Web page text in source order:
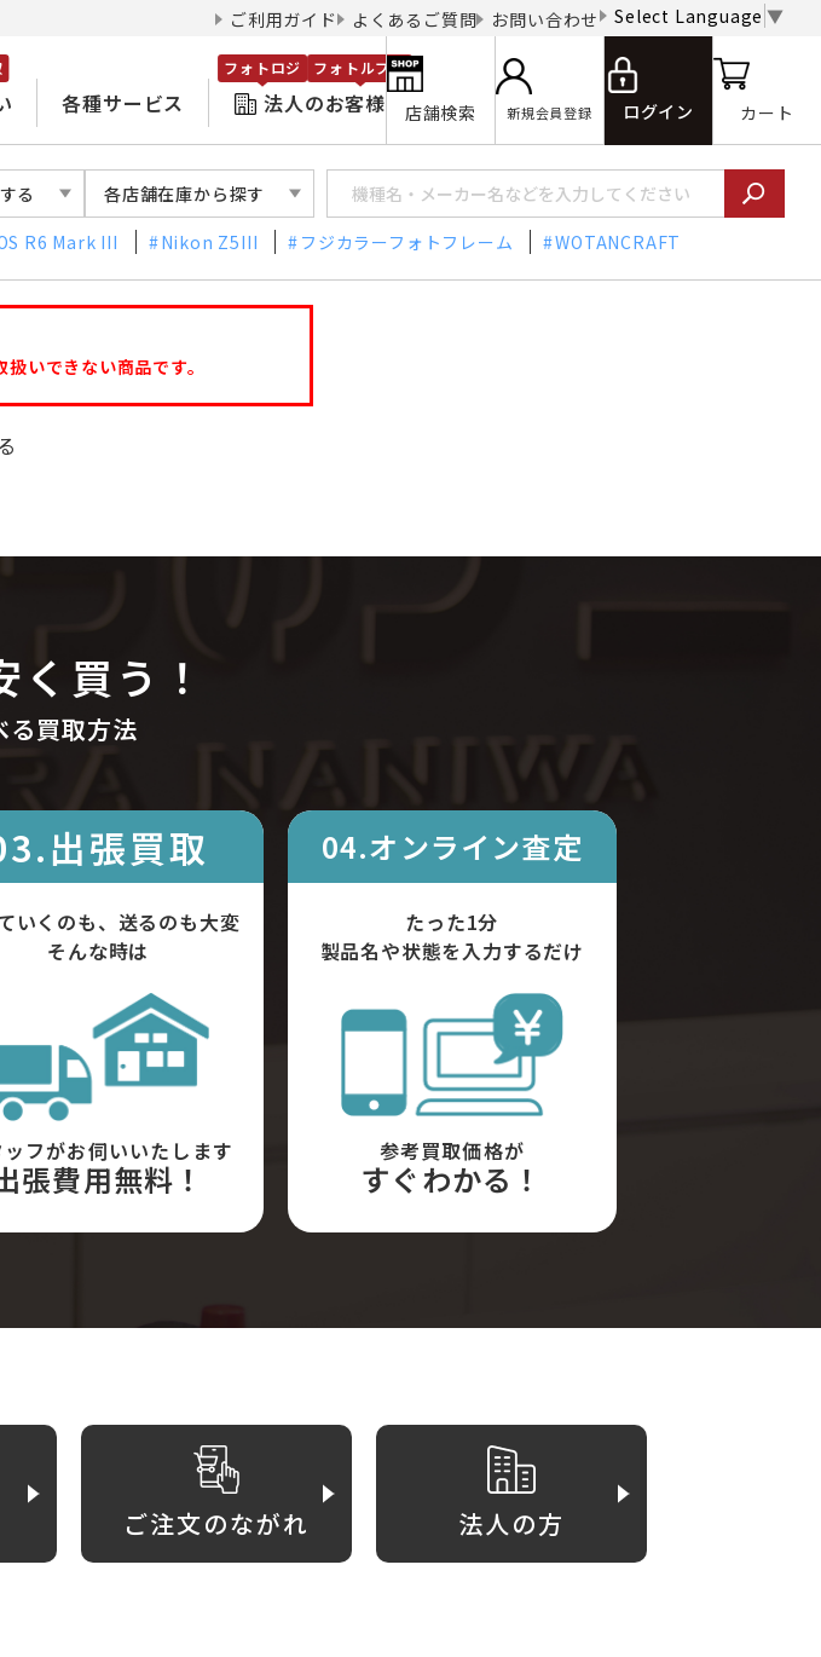
ご利用ガイド よくあるご質問 お問い合わせ Select Language ▼
各種サービス 法人のお客様
フォトロジ フォトルプロ
店舗検索 新規会員登録 ログイン カート
る 各店舗在庫から探す
R6 Mark III Nikon Z5III フジカラーフォトフレーム WOTANCRAFT
いできない商品です。
く買う！
る買取方法
出張買取
いくのも、送るのも大変
そんな時は
フがお伺いいたします
張費用無料！
04.オンライン査定
たった1分
製品名や状態を入力するだけ
参考買取価格が
すぐわかる！
ご注文のながれ 法人の方